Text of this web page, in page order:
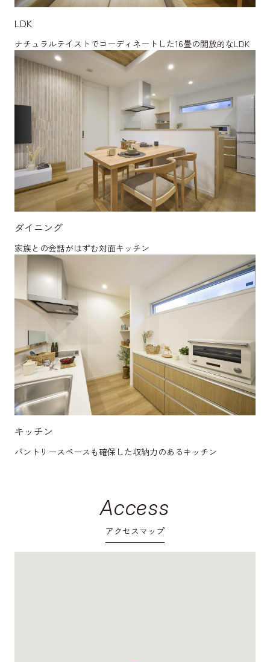
LDK
ナチュラルテイストでコーディネートした16畳の開放的なLDK
ダイニング
家族との会話がはずむ対面キッチン
キッチン
パントリースペースも確保した収納力のあるキッチン
Access
アクセスマップ